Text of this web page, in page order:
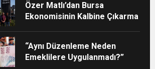
Özer Matlı’dan Bursa
Ekonomisinin Kalbine Çıkarma
“Aynı Düzenleme Neden
Emeklilere Uygulanmadı?”